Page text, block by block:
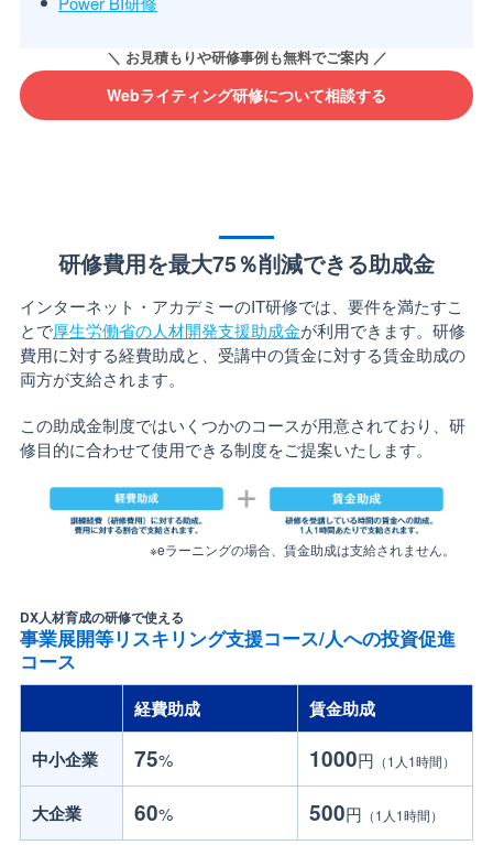
Webライティング研修について相談する
研修費用を最大75％削減できる助成金
インターネット・アカデミーのIT研修では、要件を満たすこ
とで厚生労働省の人材開発支援助成金が利用できます。研修
費用に対する経費助成と、受講中の賃金に対する賃金助成の
両方が支給されます。
この助成金制度ではいくつかのコースが用意されており、研
修目的に合わせて使用できる制度をご提案いたします。
※eラーニングの場合、賃金助成は支給されません。
DX人材育成の研修で使える
事業展開等リスキリング支援コース/人への投資促進
コース
経費助成 賃金助成
中小企業 75% 1000円 （1人1時間）
大企業 60% 500円 （1人1時間）